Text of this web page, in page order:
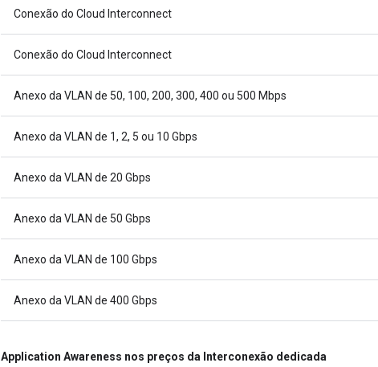
Conexão do Cloud Interconnect
Conexão do Cloud Interconnect
Anexo da VLAN de 50, 100, 200, 300, 400 ou 500 Mbps
Anexo da VLAN de 1, 2, 5 ou 10 Gbps
Anexo da VLAN de 20 Gbps
Anexo da VLAN de 50 Gbps
Anexo da VLAN de 100 Gbps
Anexo da VLAN de 400 Gbps
Application Awareness nos preços da Interconexão dedicada